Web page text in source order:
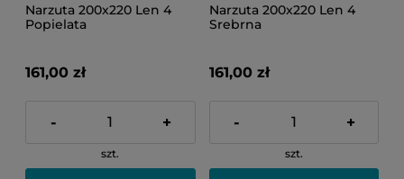
Narzuta 200x220 Len 4
Popielata
161,00 zł
- +
szt.
Narzuta 200x220 Len 4
Srebrna
161,00 zł
- +
szt.